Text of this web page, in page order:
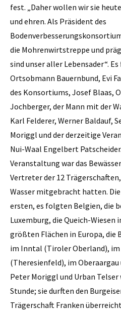
fest. „Daher wollen wir sie
und ehren. Als Präsident des
die Mohrenwirtstreppe und
sind unser aller Lebensader“.
Ortsobmann Bauernbund, Evi
des Konsortiums, Josef Blaas,
Jochberger, der Mann mit der
Karl Felderer, Werner Baldauf,
Moriggl und der derzeitige
Nui-Waal Engelbert
Veranstaltung war das
Vertreter der 12
Wasser mitgebracht hatten.
ersten, es folgten Belgien, die
Luxemburg, die Queich-Wiesen
größten Flächen in Europa, die
im Inntal (Tiroler Oberland), im
(Theresienfeld), im Oberaargau
Peter Moriggl und Urban Telser
Stunde; sie durften den
Trägerschaft Franken